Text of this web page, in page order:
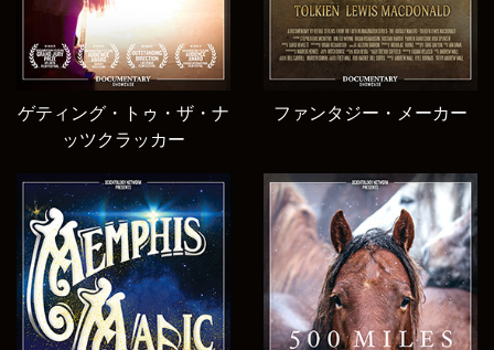
ゲティング・トゥ・ザ・ナ
ッツクラッカー
ファンタジー・メーカー